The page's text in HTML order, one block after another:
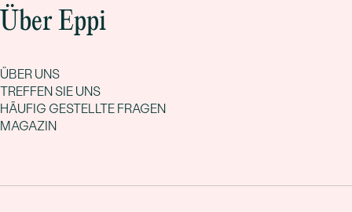
Über Eppi
ÜBER UNS
TREFFEN SIE UNS
HÄUFIG GESTELLTE FRAGEN
MAGAZIN